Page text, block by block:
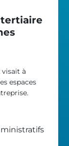
tertiaire
visait à
espaces